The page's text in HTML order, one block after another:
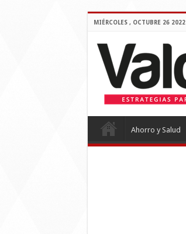
MIÉRCOLES , OCTUBRE 26 2022
Ahorro y Salud